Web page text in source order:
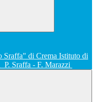
Istituto di
P. Sraffa - F. Marazzi